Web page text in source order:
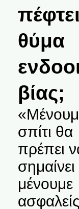
πέφτει
θύμα
βίας;
σπίτι θα
πρέπει
μένουμε